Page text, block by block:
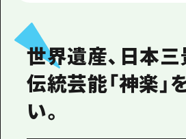
関連リンク
世界遺産、日本
伝統芸能「神楽」
い。